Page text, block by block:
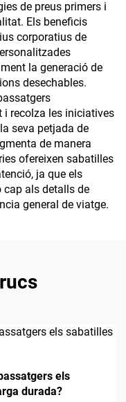
de preus primers i
Els beneficis
corporatius de
la generació de
desechables.
i recolza les iniciatives
seva petjada de
de manera
ofereixen sabatilles
ja que els
cap als detalls de
general de viatge.
els
durada?